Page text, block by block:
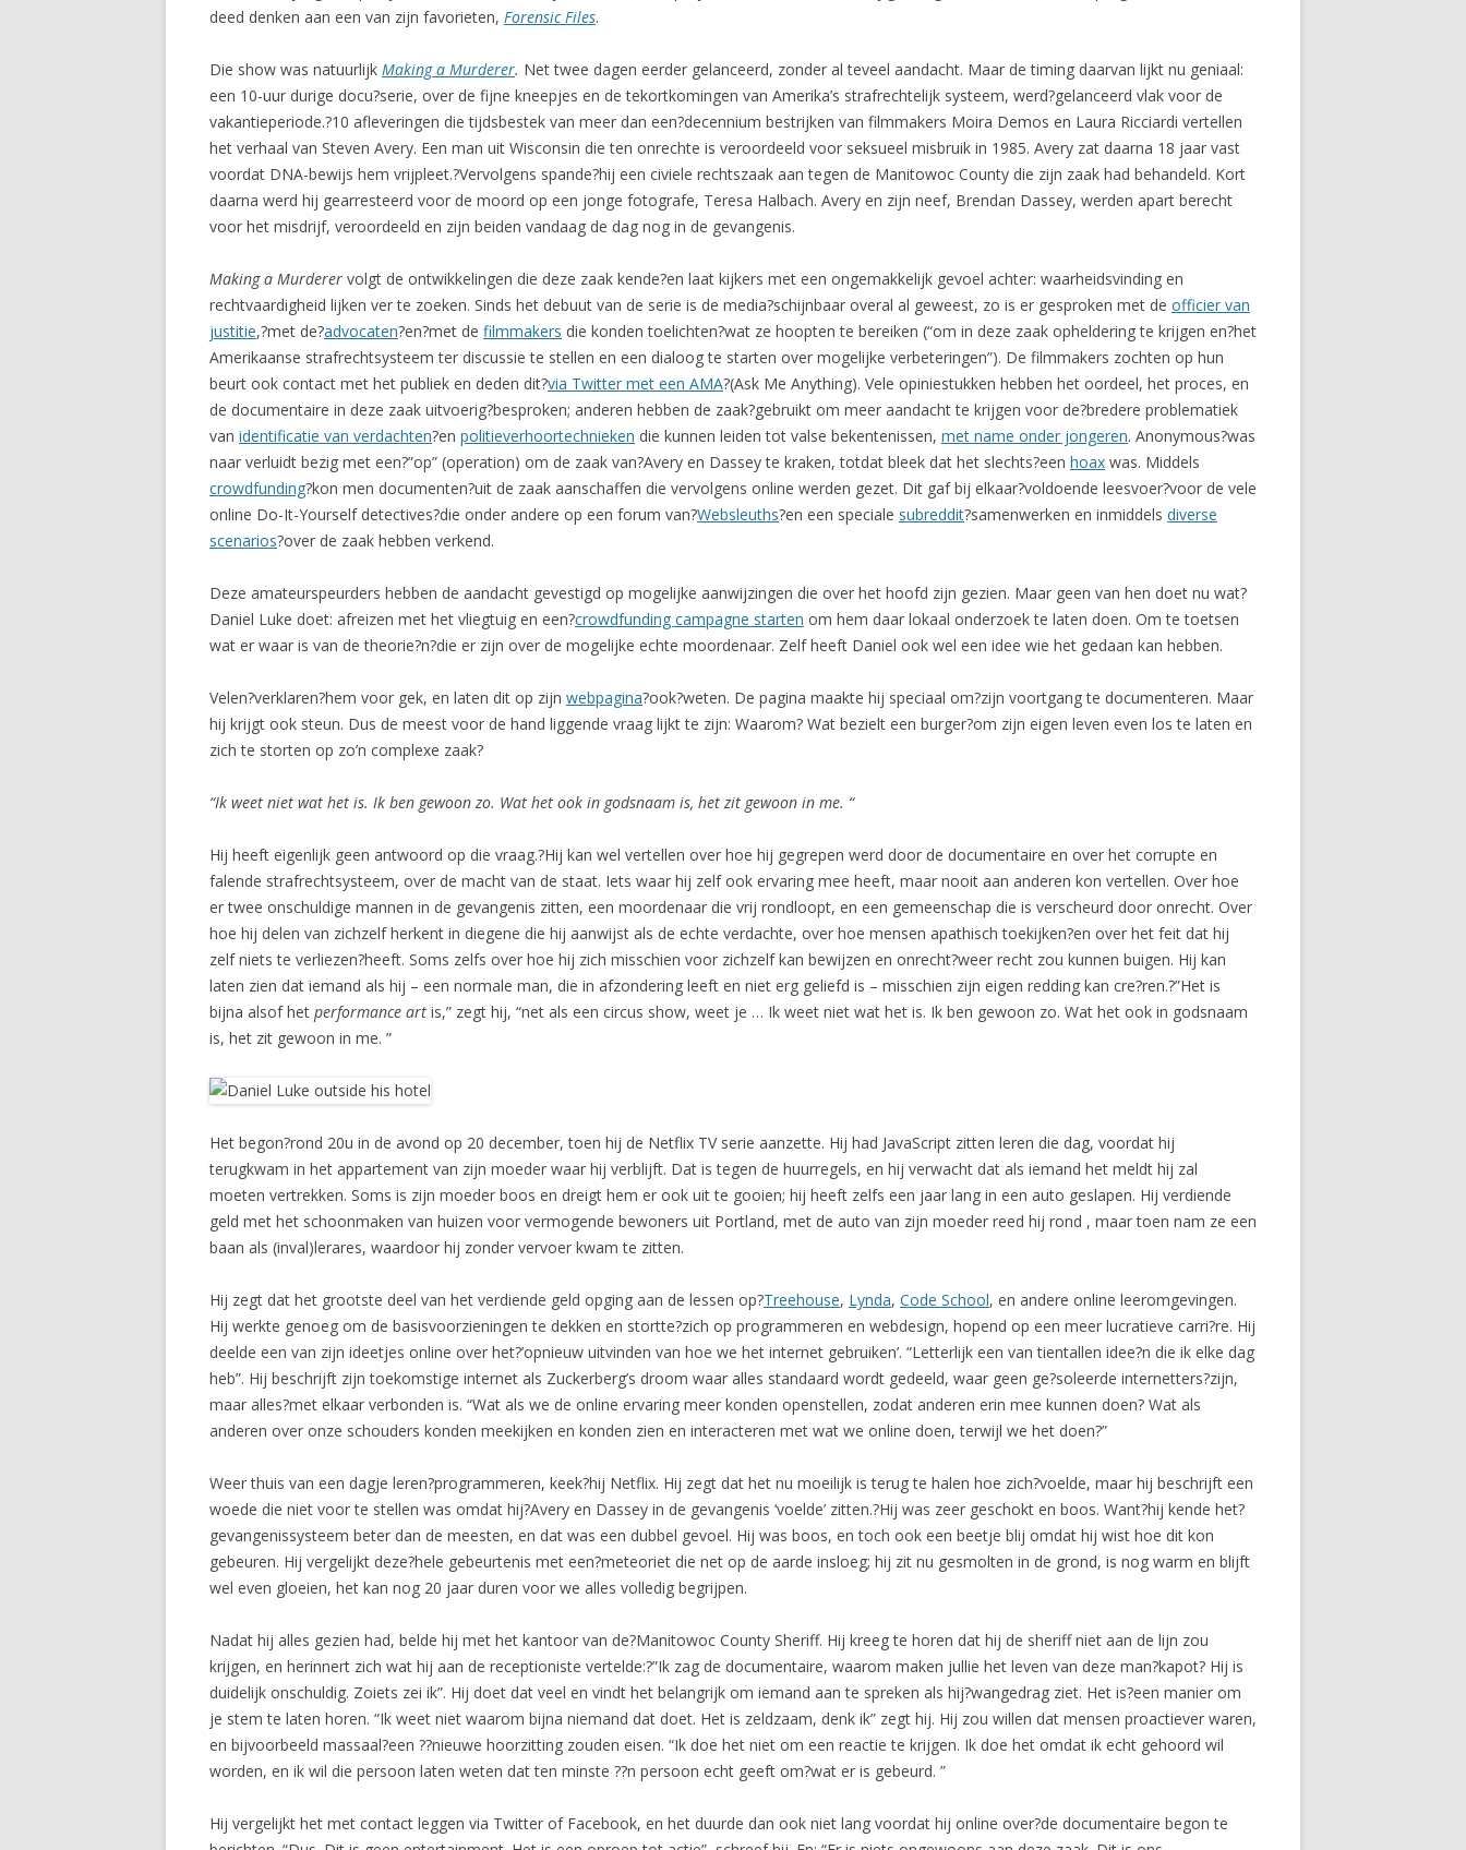
deed denken aan een van zijn favorieten, Forensic Files.
Die show was natuurlijk Making a Murderer. Net twee dagen eerder gelanceerd, zonder al teveel aandacht. Maar de timing daarvan lijkt nu geniaal:
een 10-uur durige docu?serie, over de fijne kneepjes en de tekortkomingen van Amerika’s strafrechtelijk systeem, werd?gelanceerd vlak voor de
vakantieperiode.?10 afleveringen die tijdsbestek van meer dan een?decennium bestrijken van filmmakers Moira Demos en Laura Ricciardi vertellen
het verhaal van Steven Avery. Een man uit Wisconsin die ten onrechte is veroordeeld voor seksueel misbruik in 1985. Avery zat daarna 18 jaar vast
voordat DNA-bewijs hem vrijpleet.?Vervolgens spande?hij een civiele rechtszaak aan tegen de Manitowoc County die zijn zaak had behandeld. Kort
daarna werd hij gearresteerd voor de moord op een jonge fotografe, Teresa Halbach. Avery en zijn neef, Brendan Dassey, werden apart berecht
voor het misdrijf, veroordeeld en zijn beiden vandaag de dag nog in de gevangenis.
Making a Murderer volgt de ontwikkelingen die deze zaak kende?en laat kijkers met een ongemakkelijk gevoel achter: waarheidsvinding en
rechtvaardigheid lijken ver te zoeken. Sinds het debuut van de serie is de media?schijnbaar overal al geweest, zo is er gesproken met de officier van
justitie,?met de?advocaten?en?met de filmmakers die konden toelichten?wat ze hoopten te bereiken (“om in deze zaak opheldering te krijgen en?het
Amerikaanse strafrechtsysteem ter discussie te stellen en een dialoog te starten over mogelijke verbeteringen”). De filmmakers zochten op hun
beurt ook contact met het publiek en deden dit?via Twitter met een AMA?(Ask Me Anything). Vele opiniestukken hebben het oordeel, het proces, en
de documentaire in deze zaak uitvoerig?besproken; anderen hebben de zaak?gebruikt om meer aandacht te krijgen voor de?bredere problematiek
van identificatie van verdachten?en politieverhoortechnieken die kunnen leiden tot valse bekentenissen, met name onder jongeren. Anonymous?was
naar verluidt bezig met een?”op” (operation) om de zaak van?Avery en Dassey te kraken, totdat bleek dat het slechts?een hoax was. Middels
crowdfunding?kon men documenten?uit de zaak aanschaffen die vervolgens online werden gezet. Dit gaf bij elkaar?voldoende leesvoer?voor de vele
online Do-It-Yourself detectives?die onder andere op een forum van?Websleuths?en een speciale subreddit?samenwerken en inmiddels diverse
scenarios?over de zaak hebben verkend.
Deze amateurspeurders hebben de aandacht gevestigd op mogelijke aanwijzingen die over het hoofd zijn gezien. Maar geen van hen doet nu wat?
Daniel Luke doet: afreizen met het vliegtuig en een?crowdfunding campagne starten om hem daar lokaal onderzoek te laten doen. Om te toetsen
wat er waar is van de theorie?n?die er zijn over de mogelijke echte moordenaar. Zelf heeft Daniel ook wel een idee wie het gedaan kan hebben.
Velen?verklaren?hem voor gek, en laten dit op zijn webpagina?ook?weten. De pagina maakte hij speciaal om?zijn voortgang te documenteren. Maar
hij krijgt ook steun. Dus de meest voor de hand liggende vraag lijkt te zijn: Waarom? Wat bezielt een burger?om zijn eigen leven even los te laten en
zich te storten op zo’n complexe zaak?
“Ik weet niet wat het is. Ik ben gewoon zo. Wat het ook in godsnaam is, het zit gewoon in me. “
Hij heeft eigenlijk geen antwoord op die vraag.?Hij kan wel vertellen over hoe hij gegrepen werd door de documentaire en over het corrupte en
falende strafrechtsysteem, over de macht van de staat. Iets waar hij zelf ook ervaring mee heeft, maar nooit aan anderen kon vertellen. Over hoe
er twee onschuldige mannen in de gevangenis zitten, een moordenaar die vrij rondloopt, en een gemeenschap die is verscheurd door onrecht. Over
hoe hij delen van zichzelf herkent in diegene die hij aanwijst als de echte verdachte, over hoe mensen apathisch toekijken?en over het feit dat hij
zelf niets te verliezen?heeft. Soms zelfs over hoe hij zich misschien voor zichzelf kan bewijzen en onrecht?weer recht zou kunnen buigen. Hij kan
laten zien dat iemand als hij – een normale man, die in afzondering leeft en niet erg geliefd is – misschien zijn eigen redding kan cre?ren.?”Het is
bijna alsof het performance art is,” zegt hij, “net als een circus show, weet je … Ik weet niet wat het is. Ik ben gewoon zo. Wat het ook in godsnaam
is, het zit gewoon in me. ”
Het begon?rond 20u in de avond op 20 december, toen hij de Netflix TV serie aanzette. Hij had JavaScript zitten leren die dag, voordat hij
terugkwam in het appartement van zijn moeder waar hij verblijft. Dat is tegen de huurregels, en hij verwacht dat als iemand het meldt hij zal
moeten vertrekken. Soms is zijn moeder boos en dreigt hem er ook uit te gooien; hij heeft zelfs een jaar lang in een auto geslapen. Hij verdiende
geld met het schoonmaken van huizen voor vermogende bewoners uit Portland, met de auto van zijn moeder reed hij rond , maar toen nam ze een
baan als (inval)lerares, waardoor hij zonder vervoer kwam te zitten.
Hij zegt dat het grootste deel van het verdiende geld opging aan de lessen op?Treehouse, Lynda, Code School, en andere online leeromgevingen.
Hij werkte genoeg om de basisvoorzieningen te dekken en stortte?zich op programmeren en webdesign, hopend op een meer lucratieve carri?re. Hij
deelde een van zijn ideetjes online over het?’opnieuw uitvinden van hoe we het internet gebruiken’. “Letterlijk een van tientallen idee?n die ik elke dag
heb”. Hij beschrijft zijn toekomstige internet als Zuckerberg’s droom waar alles standaard wordt gedeeld, waar geen ge?soleerde internetters?zijn,
maar alles?met elkaar verbonden is. “Wat als we de online ervaring meer konden openstellen, zodat anderen erin mee kunnen doen? Wat als
anderen over onze schouders konden meekijken en konden zien en interacteren met wat we online doen, terwijl we het doen?”
Weer thuis van een dagje leren?programmeren, keek?hij Netflix. Hij zegt dat het nu moeilijk is terug te halen hoe zich?voelde, maar hij beschrijft een
woede die niet voor te stellen was omdat hij?Avery en Dassey in de gevangenis ‘voelde’ zitten.?Hij was zeer geschokt en boos. Want?hij kende het?
gevangenissysteem beter dan de meesten, en dat was een dubbel gevoel. Hij was boos, en toch ook een beetje blij omdat hij wist hoe dit kon
gebeuren. Hij vergelijkt deze?hele gebeurtenis met een?meteoriet die net op de aarde insloeg; hij zit nu gesmolten in de grond, is nog warm en blijft
wel even gloeien, het kan nog 20 jaar duren voor we alles volledig begrijpen.
Nadat hij alles gezien had, belde hij met het kantoor van de?Manitowoc County Sheriff. Hij kreeg te horen dat hij de sheriff niet aan de lijn zou
krijgen, en herinnert zich wat hij aan de receptioniste vertelde:?”Ik zag de documentaire, waarom maken jullie het leven van deze man?kapot? Hij is
duidelijk onschuldig. Zoiets zei ik”. Hij doet dat veel en vindt het belangrijk om iemand aan te spreken als hij?wangedrag ziet. Het is?een manier om
je stem te laten horen. “Ik weet niet waarom bijna niemand dat doet. Het is zeldzaam, denk ik” zegt hij. Hij zou willen dat mensen proactiever waren,
en bijvoorbeeld massaal?een ??nieuwe hoorzitting zouden eisen. “Ik doe het niet om een reactie te krijgen. Ik doe het omdat ik echt gehoord wil
worden, en ik wil die persoon laten weten dat ten minste ??n persoon echt geeft om?wat er is gebeurd. ”
Hij vergelijkt het met contact leggen via Twitter of Facebook, en het duurde dan ook niet lang voordat hij online over?de documentaire begon te